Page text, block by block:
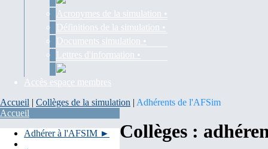
Acronymes de la simulation •
Définitions de la simulation •
Documents simulation •
Lettres d'information •
Accès espace membres
Accueil | Collèges de la simulation | Adhérents de l'AFSim
Accueil
Adhérer à l'AFSIM ►
Collèges :